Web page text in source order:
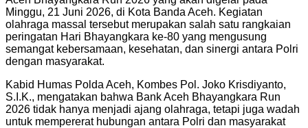
Minggu, 21 Juni 2026, di Kota Banda Aceh. Kegiatan
olahraga massal tersebut merupakan salah satu rangkaian
peringatan Hari Bhayangkara ke-80 yang mengusung
semangat kebersamaan, kesehatan, dan sinergi antara Polri
dengan masyarakat.
Kabid Humas Polda Aceh, Kombes Pol. Joko Krisdiyanto,
S.I.K., mengatakan bahwa Bank Aceh Bhayangkara Run
2026 tidak hanya menjadi ajang olahraga, tetapi juga wadah
untuk mempererat hubungan antara Polri dan masyarakat